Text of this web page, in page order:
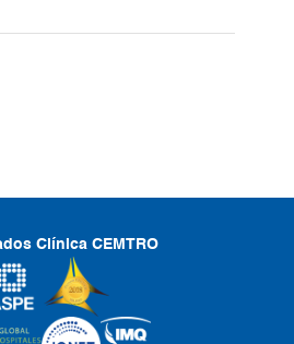
Clínica CEMTRO